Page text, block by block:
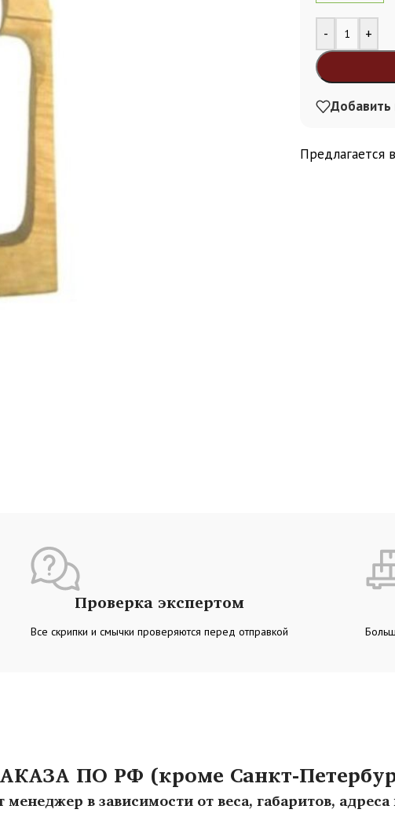
- +
Alternative:
Добавить
Предлагается
Проверка экспертом
Все скрипки и смычки проверяются перед отправкой
ПО РФ (кроме Санкт-
менеджер в зависимости от веса, габаритов,